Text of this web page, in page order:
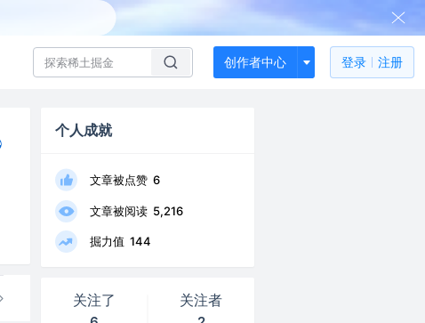
创作者中心 登录 注册
个人成就
文章被点赞 6
文章被阅读 5,216
掘力值 144
关注了
关注者